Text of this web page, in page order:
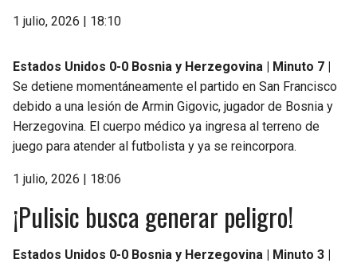
1 julio, 2026 | 18:10
Estados Unidos 0-0 Bosnia y Herzegovina | Minuto 7 |
Se detiene momentáneamente el partido en San Francisco
debido a una lesión de Armin Gigovic, jugador de Bosnia y
Herzegovina. El cuerpo médico ya ingresa al terreno de
juego para atender al futbolista y ya se reincorpora.
1 julio, 2026 | 18:06
¡Pulisic busca generar peligro!
Estados Unidos 0-0 Bosnia y Herzegovina | Minuto 3 |